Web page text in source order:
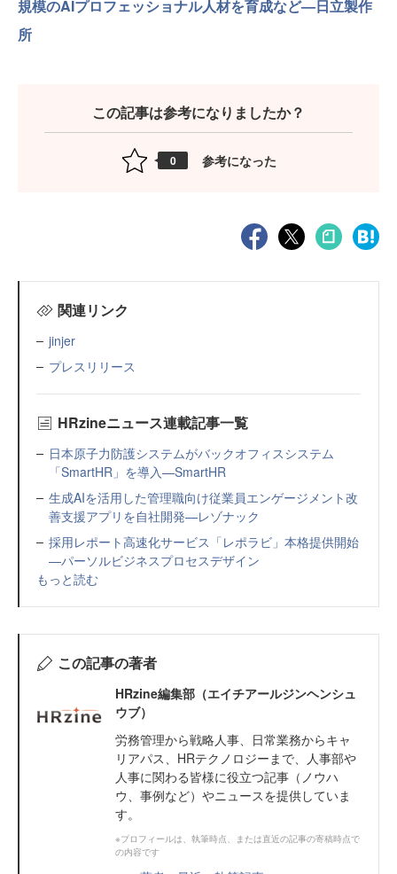
規模のAIプロフェッショナル人材を育成など—日立製作
所
この記事は参考になりましたか？
0 参考になった
関連リンク
jinjer
プレスリリース
HRzineニュース連載記事一覧
日本原子力防護システムがバックオフィスシステム
「SmartHR」を導入—SmartHR
生成AIを活用した管理職向け従業員エンゲージメント改
善支援アプリを自社開発—レゾナック
採用レポート高速化サービス「レポラビ」本格提供開始
—パーソルビジネスプロセスデザイン
もっと読む
この記事の著者
HRzine編集部（エイチアールジンヘンシュ
ウブ）
労務管理から戦略人事、日常業務からキャ
リアパス、HRテクノロジーまで、人事部や
人事に関わる皆様に役立つ記事（ノウハ
ウ、事例など）やニュースを提供していま
す。
※プロフィールは、執筆時点、または直近の記事の寄稿時点で
の内容です